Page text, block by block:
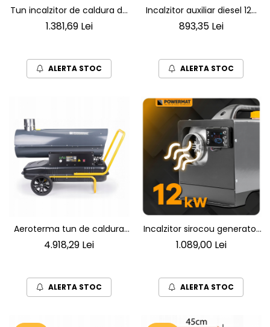
Tun incalzitor de caldura de
40KW pe motorina pentru
1.381,69 Lei
ALERTA STOC
Incalzitor auxiliar diesel 12V
24V 220V 8kW aeroterma
893,35 Lei
ALERTA STOC
Aeroterma tun de caldura
industrial pe motorina de4.918,29 Lei
ALERTA STOC
Incalzitor sirocou generator
de caldura pe motorina
Camioane Ambarcatiuni si
Spatii Exterioare – Incalzire
1.089,00 Lei
ALERTA STOC